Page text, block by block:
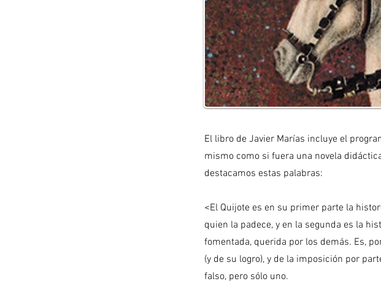
El libro de Javier Marías incluye el
mismo como si fuera una novela
destacamos estas palabras:
<El Quijote es en su primer parte la
quien la padece, y en la segunda es la
fomentada, querida por los demás. Es,
(y de su logro), y de la imposición por
falso, pero sólo uno.